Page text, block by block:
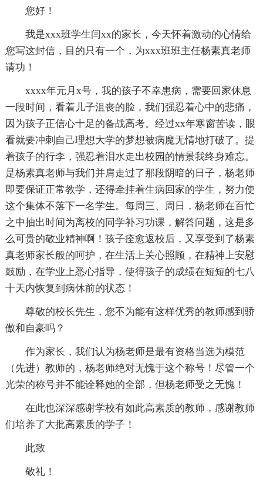
您好！
我是xxx班学生闫xx的家长，今天怀着激动的心情给
您写这封信，目的只有一个，为xxx班班主任杨素真老师
请功！
xxxx年元月x号，我的孩子不幸患病，需要回家休息
一段时间，看着儿子沮丧的脸，我们强忍着心中的悲痛，
因为孩子正信心十足的备战高考。经过xx年寒窗苦读，眼
看就要冲刺自己理想大学的梦想被病魔无情地打破了。提
着孩子的行李，强忍着泪水走出校园的情景我终身难忘。
是杨素真老师与我们并肩走过了那段阴暗的日子，杨老师
即要保证正常教学，还得牵挂着生病回家的学生，努力使
这个集体不落下一名学生。每周三、周日，杨老师在百忙
之中抽出时间为离校的同学补习功课，解答问题，这是多
么可贵的敬业精神啊！孩子痊愈返校后，又享受到了杨素
真老师家长般的呵护，在生活上关心照顾，在精神上安慰
鼓励，在学业上悉心指导，使得孩子的成绩在短短的七八
十天内恢复到病休前的状态！
尊敬的校长先生，您不为能有这样优秀的教师感到骄
傲和自豪吗？
作为家长，我们认为杨老师是最有资格当选为模范
（先进）教师的，杨老师绝对无愧于这个称号！尽管一个
光荣的称号并不能诠释她的全部，但杨老师受之无愧！
在此也深深感谢学校有如此高素质的教师，感谢教师
们培养了大批高素质的学子！
此致
敬礼！